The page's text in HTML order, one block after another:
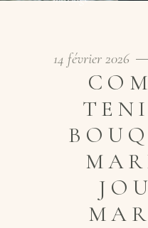
14 février 2026